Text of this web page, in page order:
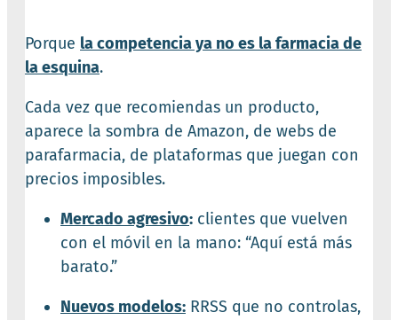
Porque la competencia ya no es la farmacia de
la esquina.
Cada vez que recomiendas un producto,
aparece la sombra de Amazon, de webs de
parafarmacia, de plataformas que juegan con
precios imposibles.
Mercado agresivo: clientes que vuelven
con el móvil en la mano: “Aquí está más
barato.”
Nuevos modelos: RRSS que no controlas,